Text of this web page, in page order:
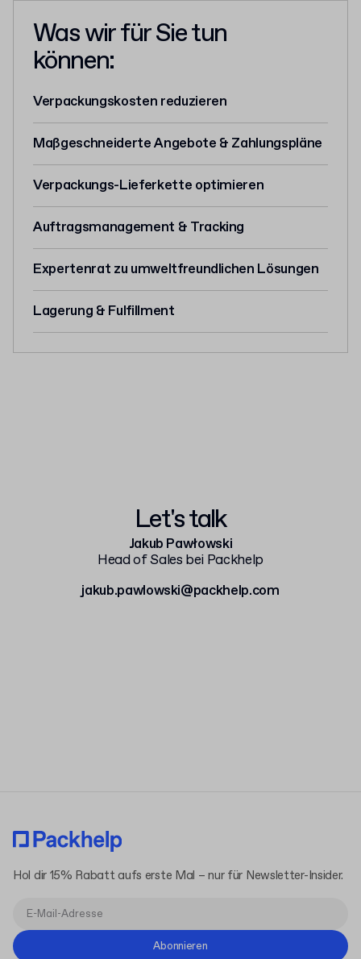
Was wir für Sie tun
können:
Verpackungskosten reduzieren
Maßgeschneiderte Angebote & Zahlungspläne
Verpackungs-Lieferkette optimieren
Auftragsmanagement & Tracking
Expertenrat zu umweltfreundlichen Lösungen
Lagerung & Fulfillment
Let's talk
Jakub Pawłowski
Head of Sales bei Packhelp
jakub.pawlowski@packhelp.com
Hol dir 15% Rabatt aufs erste Mal – nur für Newsletter-Insider.
Abonnieren